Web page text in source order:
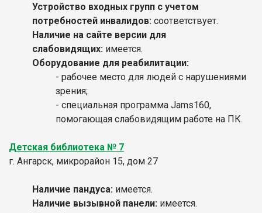
Устройство входных групп с учетом
потребностей инвалидов: соответствует.
Наличие на сайте версии для
слабовидящих: имеется.
Оборудование для реабилитации:
- рабочее место для людей с нарушениями
зрения;
- специальная программа Jams160,
помогающая слабовидящим работе на ПК.
Детская библиотека № 7
г. Ангарск, микрорайон 15, дом 27
Наличие пандуса: имеется.
Наличие вызывной панели: имеется.